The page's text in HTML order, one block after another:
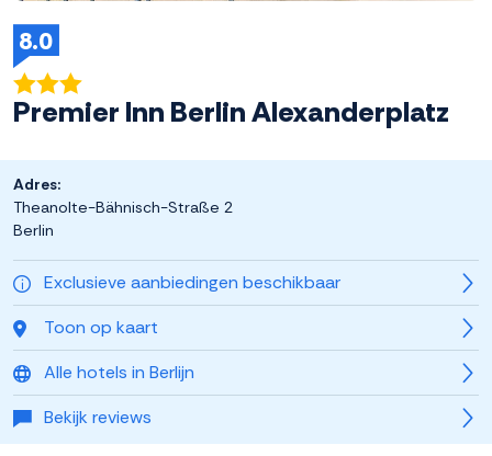
8.0
Premier Inn Berlin Alexanderplatz
Exclusieve aanbiedingen beschikbaar
Toon op kaart
Alle hotels in Berlijn
Bekijk reviews
Adres:
Theanolte-Bähnisch-Straße 2
Berlin